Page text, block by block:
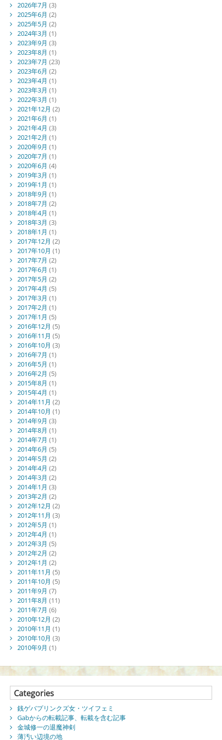
2026年7月 (3)
2025年6月 (2)
2025年5月 (2)
2024年3月 (1)
2023年9月 (3)
2023年8月 (1)
2023年7月 (23)
2023年6月 (2)
2023年4月 (1)
2023年3月 (1)
2022年3月 (1)
2021年12月 (2)
2021年6月 (1)
2021年4月 (3)
2021年2月 (1)
2020年9月 (1)
2020年7月 (1)
2020年6月 (4)
2019年3月 (1)
2019年1月 (1)
2018年9月 (1)
2018年7月 (2)
2018年4月 (1)
2018年3月 (3)
2018年1月 (1)
2017年12月 (2)
2017年10月 (1)
2017年7月 (2)
2017年6月 (1)
2017年5月 (2)
2017年4月 (5)
2017年3月 (1)
2017年2月 (1)
2017年1月 (5)
2016年12月 (5)
2016年11月 (5)
2016年10月 (3)
2016年7月 (1)
2016年5月 (1)
2016年2月 (5)
2015年8月 (1)
2015年4月 (1)
2014年11月 (2)
2014年10月 (1)
2014年9月 (3)
2014年8月 (1)
2014年7月 (1)
2014年6月 (5)
2014年5月 (2)
2014年4月 (2)
2014年3月 (2)
2014年1月 (3)
2013年2月 (2)
2012年12月 (2)
2012年11月 (3)
2012年5月 (1)
2012年4月 (1)
2012年3月 (5)
2012年2月 (2)
2012年1月 (2)
2011年11月 (5)
2011年10月 (5)
2011年9月 (7)
2011年8月 (11)
2011年7月 (6)
2010年12月 (2)
2010年11月 (1)
2010年10月 (3)
2010年9月 (1)
Categories
銭ゲバプリンクズ女・ツイフェミ
Gabからの転載記事、転載を含む記事
金城修一の退魔神剣
薄汚い辺境の地